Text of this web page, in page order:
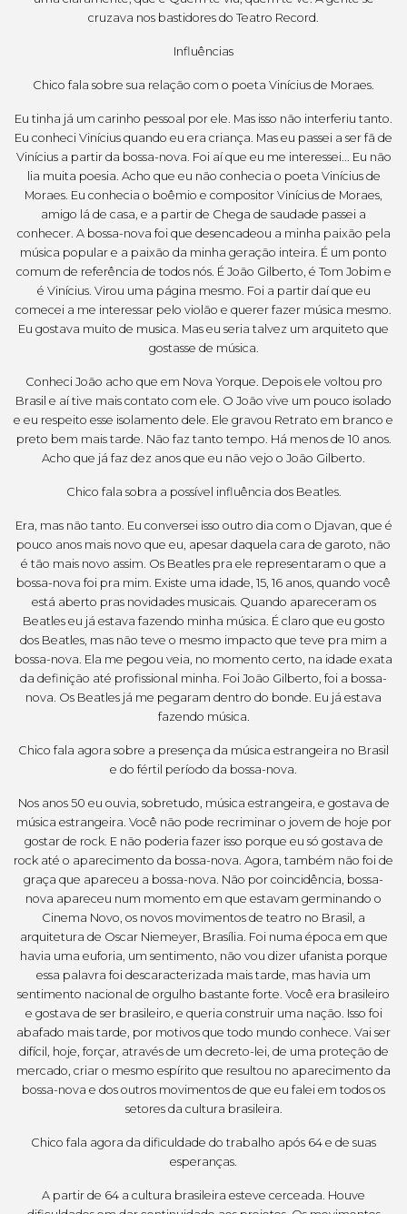
cruzava nos bastidores do Teatro Record.
Influências
Chico fala sobre sua relação com o poeta Vinícius de Moraes.
Eu tinha já um carinho pessoal por ele. Mas isso não interferiu tanto.
Eu conheci Vinícius quando eu era criança. Mas eu passei a ser fã de
Vinícius a partir da bossa-nova. Foi aí que eu me interessei... Eu não
lia muita poesia. Acho que eu não conhecia o poeta Vinícius de
Moraes. Eu conhecia o boêmio e compositor Vinícius de Moraes,
amigo lá de casa, e a partir de Chega de saudade passei a
conhecer. A bossa-nova foi que desencadeou a minha paixão pela
música popular e a paixão da minha geração inteira. É um ponto
comum de referência de todos nós. É João Gilberto, é Tom Jobim e
é Vinícius. Virou uma página mesmo. Foi a partir daí que eu
comecei a me interessar pelo violão e querer fazer música mesmo.
Eu gostava muito de musica. Mas eu seria talvez um arquiteto que
gostasse de música.
Conheci João acho que em Nova Yorque. Depois ele voltou pro
Brasil e aí tive mais contato com ele. O João vive um pouco isolado
e eu respeito esse isolamento dele. Ele gravou Retrato em branco e
preto bem mais tarde. Não faz tanto tempo. Há menos de 10 anos.
Acho que já faz dez anos que eu não vejo o João Gilberto.
Chico fala sobra a possível influência dos Beatles.
Era, mas não tanto. Eu conversei isso outro dia com o Djavan, que é
pouco anos mais novo que eu, apesar daquela cara de garoto, não
é tão mais novo assim. Os Beatles pra ele representaram o que a
bossa-nova foi pra mim. Existe uma idade, 15, 16 anos, quando você
está aberto pras novidades musicais. Quando apareceram os
Beatles eu já estava fazendo minha música. É claro que eu gosto
dos Beatles, mas não teve o mesmo impacto que teve pra mim a
bossa-nova. Ela me pegou veia, no momento certo, na idade exata
da definição até profissional minha. Foi João Gilberto, foi a bossa-
nova. Os Beatles já me pegaram dentro do bonde. Eu já estava
fazendo música.
Chico fala agora sobre a presença da música estrangeira no Brasil
e do fértil período da bossa-nova.
Nos anos 50 eu ouvia, sobretudo, música estrangeira, e gostava de
música estrangeira. Você não pode recriminar o jovem de hoje por
gostar de rock. E não poderia fazer isso porque eu só gostava de
rock até o aparecimento da bossa-nova. Agora, também não foi de
graça que apareceu a bossa-nova. Não por coincidência, bossa-
nova apareceu num momento em que estavam germinando o
Cinema Novo, os novos movimentos de teatro no Brasil, a
arquitetura de Oscar Niemeyer, Brasília. Foi numa época em que
havia uma euforia, um sentimento, não vou dizer ufanista porque
essa palavra foi descaracterizada mais tarde, mas havia um
sentimento nacional de orgulho bastante forte. Você era brasileiro
e gostava de ser brasileiro, e queria construir uma nação. Isso foi
abafado mais tarde, por motivos que todo mundo conhece. Vai ser
difícil, hoje, forçar, através de um decreto-lei, de uma proteção de
mercado, criar o mesmo espírito que resultou no aparecimento da
bossa-nova e dos outros movimentos de que eu falei em todos os
setores da cultura brasileira.
Chico fala agora da dificuldade do trabalho após 64 e de suas
esperanças.
A partir de 64 a cultura brasileira esteve cerceada. Houve